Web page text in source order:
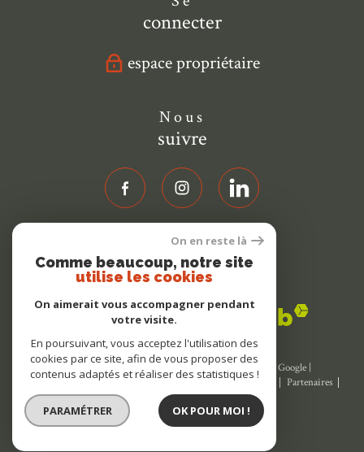
connecter
espace propriétaire
Nous
suivre
Nous
adhérons
© 2026 | Tous droits réservés | Traduction powered by Google |
Nos honoraires
Plan du site Mentions légales Admin
Partenaires
Politique RGPD
Cookies
On en reste là
Comme beaucoup, notre site
utilise les cookies
On aimerait vous accompagner pendant
votre visite.
En poursuivant, vous acceptez l'utilisation des
cookies par ce site, afin de vous proposer des
contenus adaptés et réaliser des statistiques !
PARAMÉTRER OK POUR MOI !